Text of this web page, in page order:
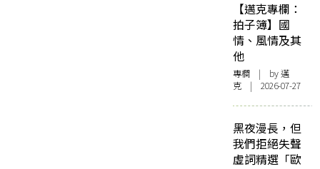
【邁克專欄：
拍子簿】國
情、風情及其
他
專欄 | by邁
克 | 2026-07-27
黑夜漫長，但
我們拒絕失聲
虛詞精選「歐